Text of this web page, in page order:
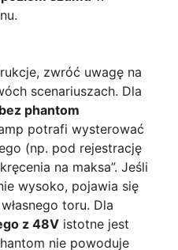
zwróć uwagę na
scenariuszach. Dla
phantom
potrafi wysterować
(np. pod rejestrację
na maksa”. Jeśli
wysoko, pojawia się
toru. Dla
z 48V istotne jest
nie powoduje